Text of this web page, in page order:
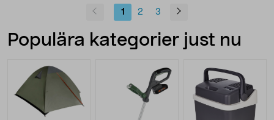
1 2 3
Populära kategorier just nu